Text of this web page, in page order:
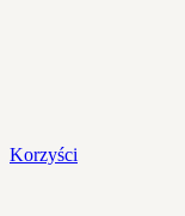
Korzyści